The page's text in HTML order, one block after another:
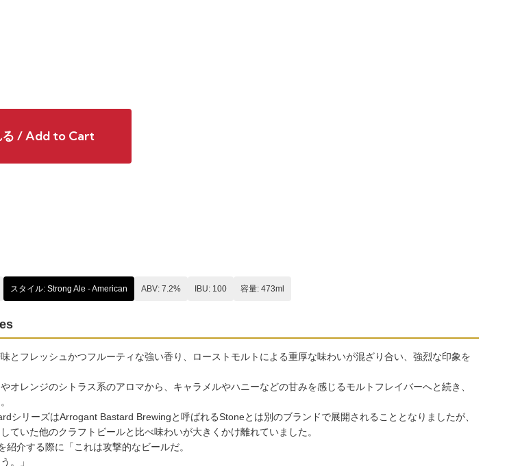
る / Add to Cart
スタイル: Strong Ale - American ABV: 7.2% IBU: 100 容量: 473ml
とフレッシュかつフルーティな強い香り、ローストモルトによる重厚な味わいが混ざり合い、強烈な印象を
オレンジのシトラス系のアロマから、キャラメルやハニーなどの甘みを感じるモルトフレイバーへと続き、
シリーズはArrogant Bastard Brewingと呼ばれるStoneとは別のブランドで展開されることとなりましたが、
ていた他のクラフトビールと比べ味わいが大きくかけ離れていました。
介する際に「これは攻撃的なビールだ。
。」